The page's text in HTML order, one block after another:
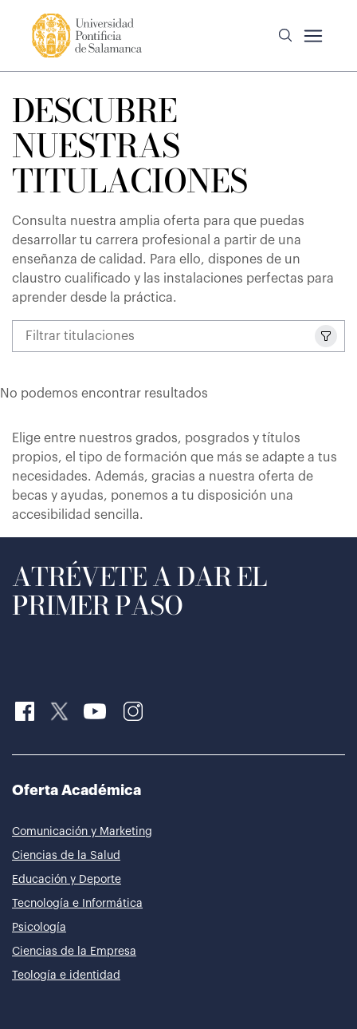
DESCUBRE
NUESTRAS
TITULACIONES
Consulta nuestra amplia oferta para que puedas
desarrollar tu carrera profesional a partir de una
enseñanza de calidad. Para ello, dispones de un
claustro cualificado y las instalaciones perfectas para
aprender desde la práctica.
No podemos encontrar resultados
Elige entre nuestros grados, posgrados y títulos
propios, el tipo de formación que más se adapte a tus
necesidades. Además, gracias a nuestra oferta de
becas y ayudas, ponemos a tu disposición una
accesibilidad sencilla.
ATRÉVETE A DAR EL
PRIMER PASO
Oferta Académica
Comunicación y Marketing
Ciencias de la Salud
Educación y Deporte
Tecnología e Informática
Psicología
Ciencias de la Empresa
Teología e identidad